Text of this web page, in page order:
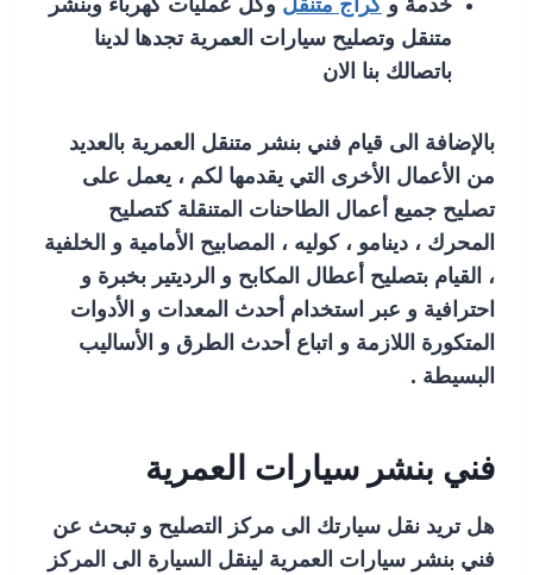
خدمة وكراج متنقل وكل عمليات كهرباء وبنشر
متنقل وتصليح سيارات العمرية تجدها لدينا
باتصالك بنا الان
بالإضافة الى قيام فني بنشر متنقل العمرية بالعديد
من الأعمال الأخرى التي يقدمها لكم ، يعمل على
تصليح جميع أعمال الطاحنات المتنقلة كتصليح
المحرك ، دينامو ، كوليه ، المصابيح الأمامية و الخلفية
، القيام بتصليح أعطال المكابح و الرديتير بخبرة و
احترافية و عبر استخدام أحدث المعدات و الأدوات
المتكورة اللازمة و اتباع أحدث الطرق و الأساليب
البسيطة .
فني بنشر سيارات العمرية
هل تريد نقل سيارتك الى مركز التصليح و تبحث عن
فني بنشر سيارات العمرية لينقل السيارة الى المركز